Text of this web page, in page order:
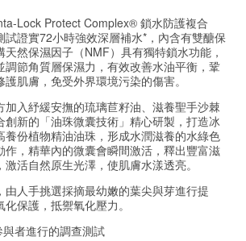
Lock Protect Complex® 鎖水防護複合
試證實72小時強效深層補水*，內含有雙醣保
然保濕因子（NMF）具有獨特鎖水功能，
調節角質層保濕力，有效改善水油平衡，鞏
肌膚，免受外界環境污染的傷害。
加入紓緩安撫的琉璃苣籽油、滋養聖手沙棘
創新的「油珠微囊技術」精心研製，打造冰
養份植物精油油珠，形成水潤滋養的水綠色
作，精華內的微囊會瞬間激活，釋出豐富滋
活自然原生光澤，使肌膚水漾透亮。
由人手挑選採摘最幼嫩的葉尖與芽進行提
保護，抵禦氧化壓力。
者進行的調查測試